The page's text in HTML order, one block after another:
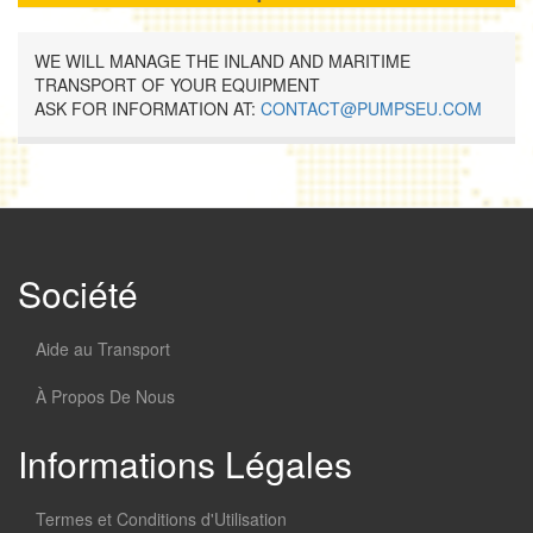
WE WILL MANAGE THE INLAND AND MARITIME
TRANSPORT OF YOUR EQUIPMENT
ASK FOR INFORMATION AT: CONTACT@PUMPSEU.COM
Société
Aide au Transport
À Propos De Nous
Informations Légales
Termes et Conditions d'Utilisation